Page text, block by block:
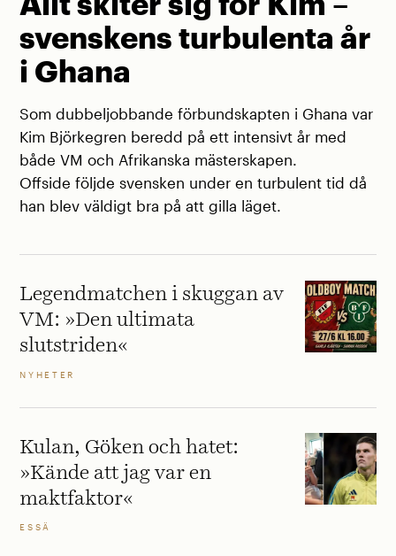
svenskens turbulenta år
i Ghana
Som dubbeljobbande förbundskapten i Ghana var
Kim Björkegren beredd på ett intensivt år med
både VM och Afrikanska mästerskapen.
Offside följde svensken under en turbulent tid då
han blev väldigt bra på att gilla läget.
Legendmatchen i skuggan av
VM: »Den ultimata
slutstriden«
NYHETER
Kulan, Göken och hatet:
»Kände att jag var en
maktfaktor«
ESSÄ